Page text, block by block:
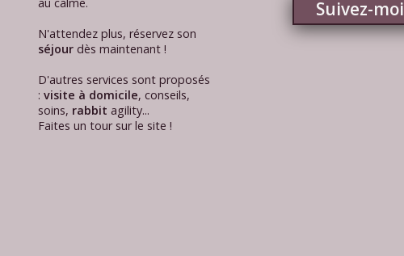
N'attendez plus, réservez son
séjourdès maintenant !
D'autres services sont proposés
: visite à domicile, conseils,
soins, rabbit agility...
Faites un tour sur le site !
Suivez-moi